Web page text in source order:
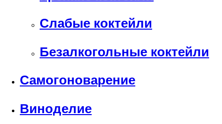
Слабые коктейли
Безалкогольные коктейли
Самогоноварение
Виноделие